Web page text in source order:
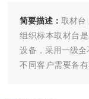
简要描述：取材台
组织标本取材台
设备，采用一级
不同客户需要备